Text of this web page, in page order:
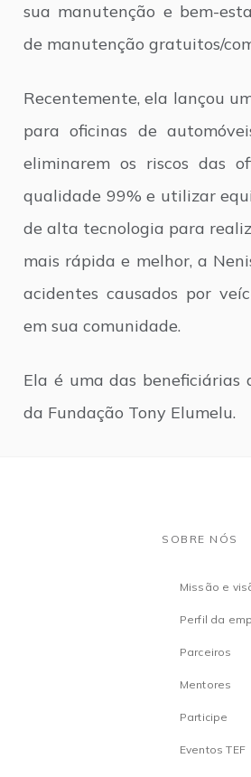
sua manutenção e bem-
de manutenção gratuitos/
Recentemente, ela lançou
para oficinas de
eliminarem os riscos das
qualidade 99% e utilizar
de alta tecnologia para
mais rápida e melhor, a
acidentes causados por
em sua comunidade.
Ela é uma das beneficiárias
da Fundação Tony Elumelu.
SOBRE NÓS
Missão e
Perfil da
Parceiros
Mentores
Participe
Eventos TEF